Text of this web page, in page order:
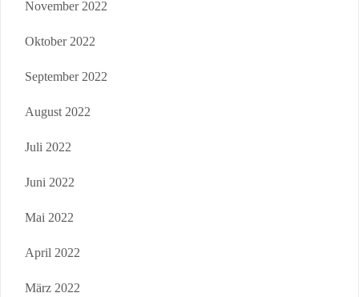
November 2022
Oktober 2022
September 2022
August 2022
Juli 2022
Juni 2022
Mai 2022
April 2022
März 2022